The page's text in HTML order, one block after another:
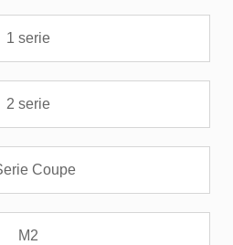
1 serie
2 serie
Coupe
M2